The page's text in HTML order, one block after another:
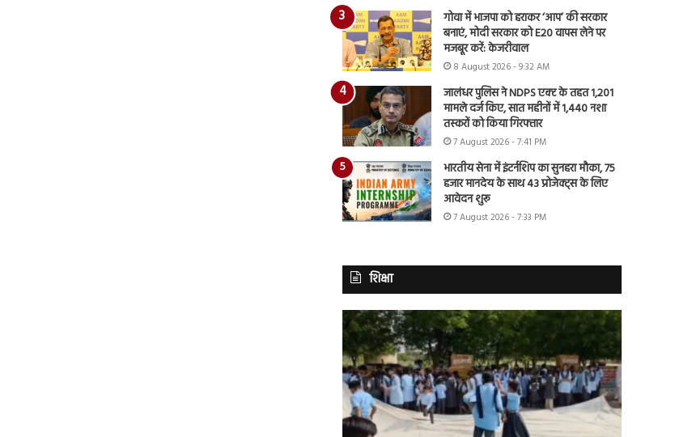
गोवा में भाजपा को हराकर ‘आप’ की सरकार
बनाएं, मोदी सरकार को E20 वापस लेने पर
मजबूर करें: केजरीवाल
8 August 2026 - 9:32 AM
जालंधर पुलिस ने NDPS एक्ट के तहत 1,201
मामले दर्ज किए, सात महीनों में 1,440 नशा
तस्करों को किया गिरफ्तार
7 August 2026 - 7:41 PM
भारतीय सेना में इंटर्नशिप का सुनहरा मौका, 75
हजार मानदेय के साथ 43 प्रोजेक्ट्स के लिए
आवेदन शुरू
7 August 2026 - 7:33 PM
शिक्षा